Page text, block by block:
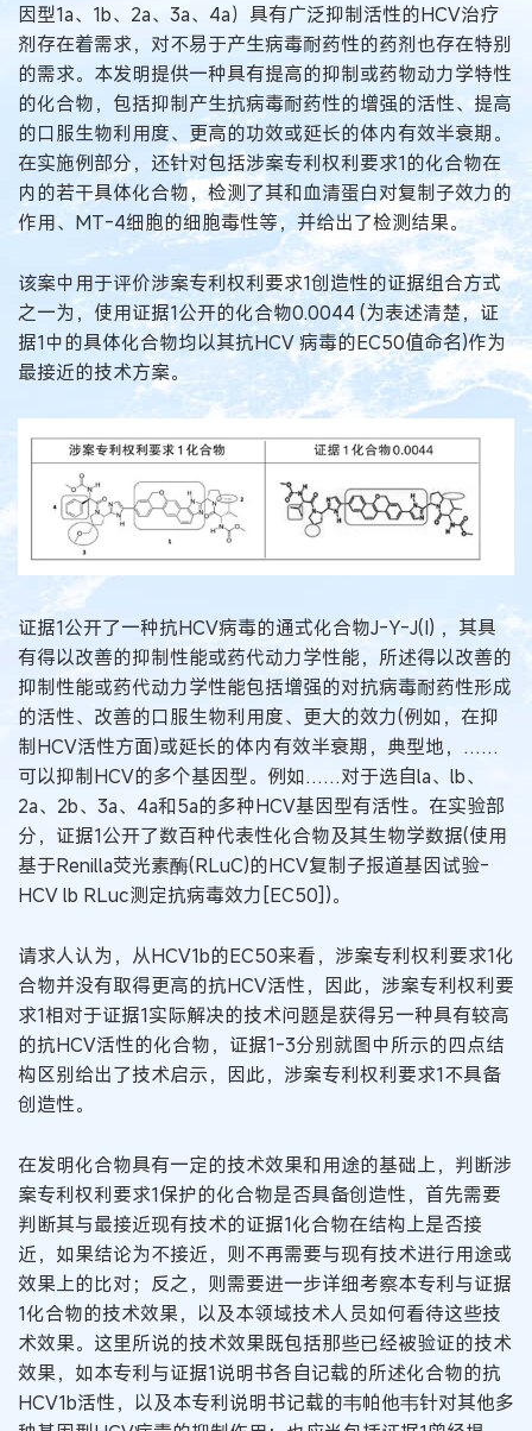
因型1a、1b、2a、3a、4a）具有广泛抑制活性的HCV治疗
剂存在着需求，对不易于产生病毒耐药性的药剂也存在特别
的需求。本发明提供一种具有提高的抑制或药物动力学特性
的化合物，包括抑制产生抗病毒耐药性的增强的活性、提高
的口服生物利用度、更高的功效或延长的体内有效半衰期。
在实施例部分，还针对包括涉案专利权利要求1的化合物在
内的若干具体化合物，检测了其和血清蛋白对复制子效力的
作用、MT-4细胞的细胞毒性等，并给出了检测结果。
该案中用于评价涉案专利权利要求1创造性的证据组合方式
之一为，使用证据1公开的化合物0.0044 (为表述清楚，证
据1中的具体化合物均以其抗HCV 病毒的EC50值命名)作为
最接近的技术方案。
证据1公开了一种抗HCV病毒的通式化合物J-Y-J(I) ，其具
有得以改善的抑制性能或药代动力学性能，所述得以改善的
抑制性能或药代动力学性能包括增强的对抗病毒耐药性形成
的活性、改善的口服生物利用度、更大的效力(例如，在抑
制HCV活性方面)或延长的体内有效半衰期，典型地，……
可以抑制HCV的多个基因型。例如……对于选自la、lb、
2a、2b、3a、4a和5a的多种HCV基因型有活性。在实验部
分，证据1公开了数百种代表性化合物及其生物学数据(使用
基于Renilla荧光素酶(RLuC)的HCV复制子报道基因试验-
HCV lb RLuc测定抗病毒效力[EC50])。
请求人认为，从HCV1b的EC50来看，涉案专利权利要求1化
合物并没有取得更高的抗HCV活性，因此，涉案专利权利要
求1相对于证据1实际解决的技术问题是获得另一种具有较高
的抗HCV活性的化合物，证据1-3分别就图中所示的四点结
构区别给出了技术启示，因此，涉案专利权利要求1不具备
创造性。
在发明化合物具有一定的技术效果和用途的基础上，判断涉
案专利权利要求1保护的化合物是否具备创造性，首先需要
判断其与最接近现有技术的证据1化合物在结构上是否接
近，如果结论为不接近，则不再需要与现有技术进行用途或
效果上的比对；反之，则需要进一步详细考察本专利与证据
1化合物的技术效果，以及本领域技术人员如何看待这些技
术效果。这里所说的技术效果既包括那些已经被验证的技术
效果，如本专利与证据1说明书各自记载的所述化合物的抗
HCV1b活性，以及本专利说明书记载的韦帕他韦针对其他多